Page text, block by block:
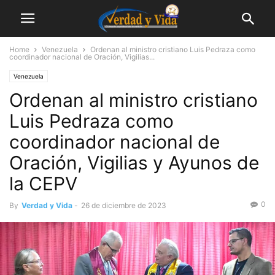
Home Venezuela
Ordenan al ministro cristiano Luis Pedraza como
coordinador nacional de Oración, Vigilias...
Venezuela
Ordenan al ministro cristiano
Luis Pedraza como
coordinador nacional de
Oración, Vigilias y Ayunos de
la CEPV
By Verdad y Vida - 26 de diciembre de 2023 0